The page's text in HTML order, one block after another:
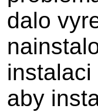
dalo
aby